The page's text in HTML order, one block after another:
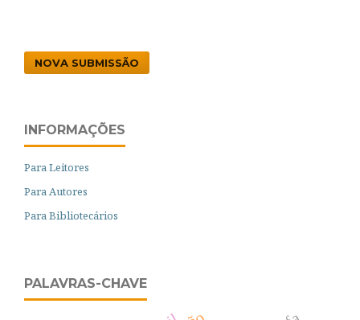
NOVA SUBMISSÃO
INFORMAÇÕES
Para Leitores
Para Autores
Para Bibliotecários
PALAVRAS-CHAVE